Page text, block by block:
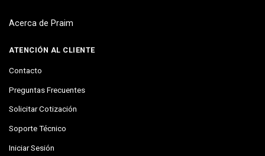
Acerca de Praim
ATENCIÓN AL CLIENTE
Contacto
Preguntas Frecuentes
Solicitar Cotización
Soporte Técnico
Iniciar Sesión